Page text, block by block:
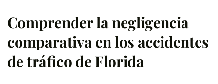
Comprender la negligencia
comparativa en los accidentes
de tráfico de Florida